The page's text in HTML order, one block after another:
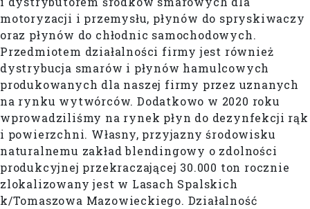
motoryzacji i przemysłu, płynów do spryskiwaczy
oraz płynów do chłodnic samochodowych.
Przedmiotem działalności firmy jest również
dystrybucja smarów i płynów hamulcowych
produkowanych dla naszej firmy przez uznanych
na rynku wytwórców. Dodatkowo w 2020 roku
wprowadziliśmy na rynek płyn do dezynfekcji rąk
i powierzchni. Własny, przyjazny środowisku
naturalnemu zakład blendingowy o zdolności
produkcyjnej przekraczającej 30.000 ton rocznie
zlokalizowany jest w Lasach Spalskich
k/Tomaszowa Mazowieckiego. Działalność